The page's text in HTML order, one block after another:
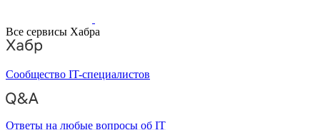
Все сервисы Хабра
Сообщество IT-специалистов
Ответы на любые вопросы об IT